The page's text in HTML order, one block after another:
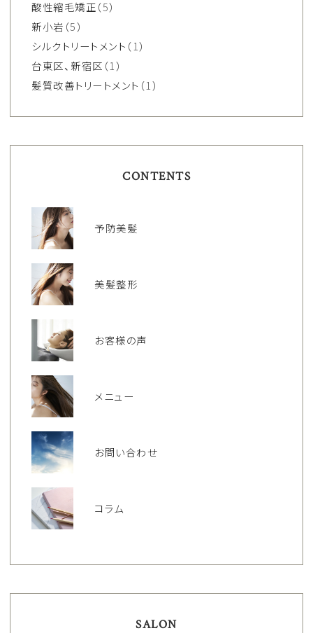
酸性縮毛矯正（5）
新小岩 （5）
シルクトリートメント （1）
台東区、新宿区 （1）
髪質改善トリートメント （1）
CONTENTS
予防美髪
美髪整形
お客様の声
メニュー
お問い合わせ
コラム
SALON